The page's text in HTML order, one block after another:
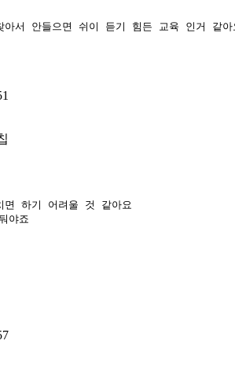
아서 안들으면 쉬이 듣기 힘든 교육 인거 같아
면 하기 어려울 것 같아요
야죠